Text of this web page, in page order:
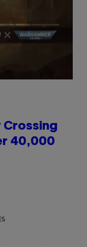
Crossing
40,000